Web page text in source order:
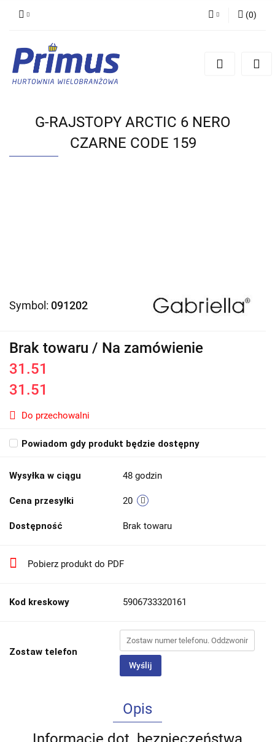
Zarejestruj się
(0)
G-RAJSTOPY ARCTIC 6 NERO
CZARNE CODE 159
Symbol: 091202
Brak towaru / Na zamówienie
31.51
31.51
Do przechowalni
Powiadom gdy produkt będzie dostępny
Wysyłka w ciągu 48 godzin
Cena przesyłki 20
Dostępność Brak towaru
Pobierz produkt do PDF
Kod kreskowy 5906733320161
Zostaw telefon
Wyślij
Opis